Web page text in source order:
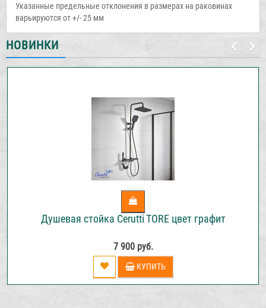
Указанные предельные отклонения в размерах на раковинах
варьируются от +/- 25 мм
НОВИНКИ
Душевая стойка Cerutti TORE цвет графит
7 900 руб.
КУПИТЬ